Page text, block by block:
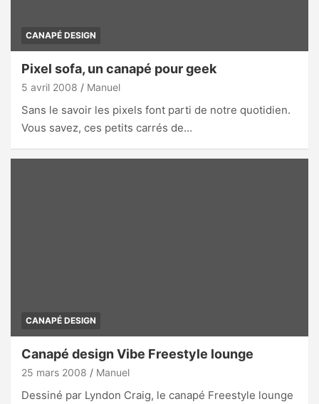
CANAPÉ DESIGN
Pixel sofa, un canapé pour geek
5 avril 2008 Manuel
Sans le savoir les pixels font parti de notre quotidien.
Vous savez, ces petits carrés de…
CANAPÉ DESIGN
Canapé design Vibe Freestyle lounge
25 mars 2008 Manuel
Dessiné par Lyndon Craig, le canapé Freestyle lounge